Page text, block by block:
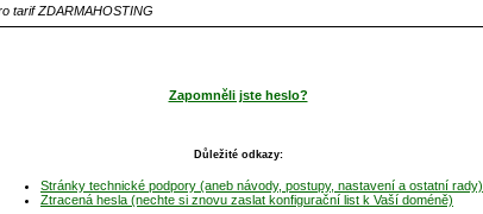
tarif ZDARMAHOSTING
Zapomněli jste heslo?
Důležité odkazy:
Stránky technické podpory (aneb návody, postupy, nastavení a ostatní rady)
Ztracená hesla (nechte si znovu zaslat konfigurační list k Vaší doméně)